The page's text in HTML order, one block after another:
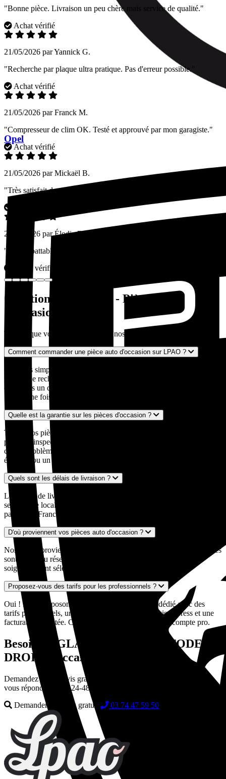
Opel
"Bonne pièce. Livraison un peu chère mais service de qualité."
Achat vérifié
21/05/2026 par Yannick G.
"Recherche par plaque ultra pratique. Pas d'erreur possible."
Achat vérifié
21/05/2026 par Franck M.
"Compresseur de clim OK. Testé et approuvé par mon garagiste."
Achat vérifié
21/05/2026 par Mickaël B.
"Très satisfait de mon achat. Livraison soignée."
21/05/2026 par Élodie R.
"Prix imbattable pour une portière d'occasion. Peinture impeccable."
Achat vérifié
Questions fréquentes - Pièces auto
d'occasion
Tout ce que vous devez savoir sur nos pièces auto d'occasion
Comment commander une pièce auto d'occasion sur LPAO ?
C'est très simple ! Entrez votre numéro d'immatriculation dans notre
moteur de recherche, décrivez la pièce recherchée, et nous vous
envoyons un devis personnalisé sous 24 à 48 heures par mail ou
SMS. Une fois le devis validé, nous expédions votre pièce.
Quelle est la garantie sur les pièces d'occasion ?
Toutes nos pièces auto d'occasion sont garanties 24 mois. Chaque
pièce est inspectée et contrôlée par nos experts avant expédition. En
cas de problème, notre service client est à votre disposition pour un
échange ou un remboursement.
Quels sont les délais de livraison ?
Les délais de livraison varient généralement entre 2 et 5 jours ouvrés
selon votre localisation et la disponibilité de la pièce. Nous livrons
partout en France métropolitaine, y compris en Corse.
D'où proviennent vos pièces auto d'occasion ?
Nos pièces proviennent exclusivement de véhicules européens. Elles
sont issues du réseau de casses automobiles partenaires et sont
soigneusement sélectionnées pour leur qualité et leur état.
Proposez-vous des tarifs pour les professionnels ?
Oui ! Nous disposons d'un espace professionnel dédié avec des
tarifs préférentiels, un interlocuteur dédié, des devis express et une
facturation adaptée. Contactez-nous pour créer votre compte pro.
Besoin de GLACE AVANT CUSTODE
DROIT d'occasion ?
Demandez votre devis gratuit en quelques secondes. Nos experts
vous répondent sous 24-48h.
Demander un devis gratuit
03 74 47 59 50